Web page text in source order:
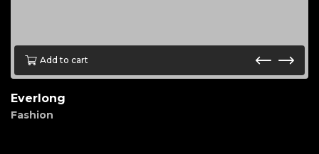
Add to cart
Everlong
Fashion